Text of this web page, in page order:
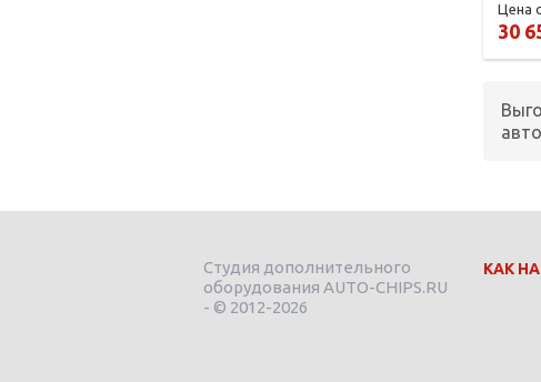
Цена
30
Студия дополнительного
оборудования AUTO-CHIPS.RU
- © 2012-2026
КАК